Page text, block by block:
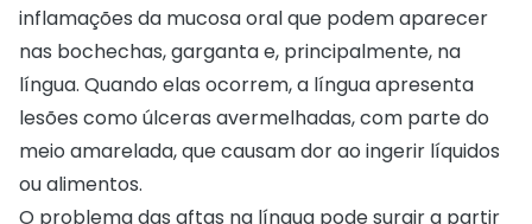
inflamações da mucosa oral que podem aparecer
nas bochechas, garganta e, principalmente, na
língua. Quando elas ocorrem, a língua apresenta
lesões como úlceras avermelhadas, com parte do
meio amarelada, que causam dor ao ingerir líquidos
ou alimentos.
O problema das aftas na língua pode surgir a partir